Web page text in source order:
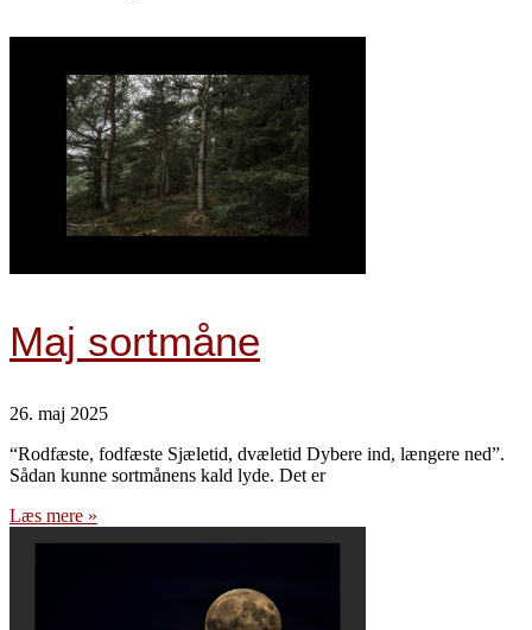
Maj sortmåne
26. maj 2025
“Rodfæste, fodfæste Sjæletid, dvæletid Dybere ind, længere ned”.
Sådan kunne sortmånens kald lyde. Det er
Læs mere »